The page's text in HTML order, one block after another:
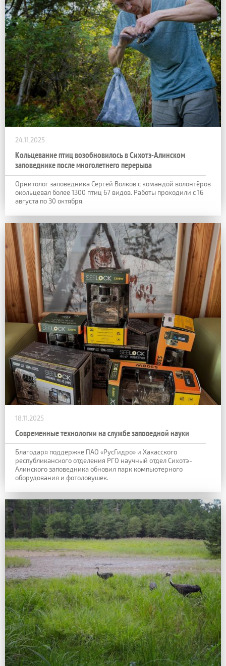
24.11.2025
Кольцевание птиц возобновилось в Сихотэ-Алинском
заповеднике после многолетнего перерыва
Орнитолог заповедника Сергей Волков с командой волонтёров
окольцевал более 1300 птиц 67 видов. Работы проходили с 16
августа по 30 октября.
18.11.2025
Современные технологии на службе заповедной науки
Благодаря поддержке ПАО «РусГидро» и Хакасского
республиканского отделения РГО научный отдел Сихотэ-
Алинского заповедника обновил парк компьютерного
оборудования и фотоловушек.